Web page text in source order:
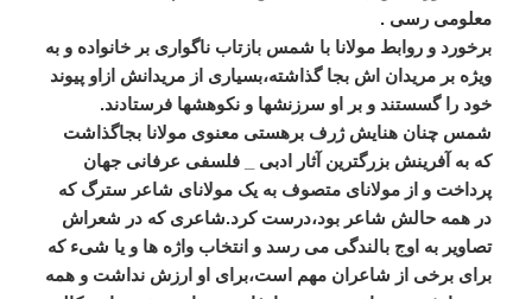
معلومی رسی .
برخورد و روابط مولانا با شمس بازتاب ناگواری بر خانواده و به
ویژه بر مریدان اش بجا گذاشته،بسیاری از مریدانش ازاو پیوند
خود را گسستند و بر او سرزنشها و نکوهشها فرستادند.
شمس چنان هنایش ژرف برهستی معنوی مولانا بجاگذاشت
که به آفرینش بزرگترین آثار ادبی _ فلسفی عرفانی جهان
پرداخت و از مولانای متصوف به یک مولانای شاعر سترگ که
در همه حالش شاعر بود،درست کرد.شاعری که در شعراش
تصاویر به اوج بالندگی می رسد و انتخاب واژه ها و یا شیء که
برای برخی از شاعران مهم است،برای او ارزش نداشت و همه